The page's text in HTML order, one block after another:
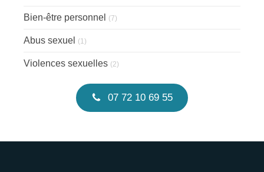
Bien-être personnel (7)
Abus sexuel (1)
Violences sexuelles (2)
07 72 10 69 55